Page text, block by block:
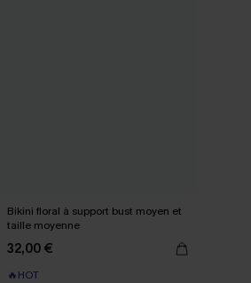
Bikini floral à support bust moyen et
taille moyenne
32,00 €
🔥HOT